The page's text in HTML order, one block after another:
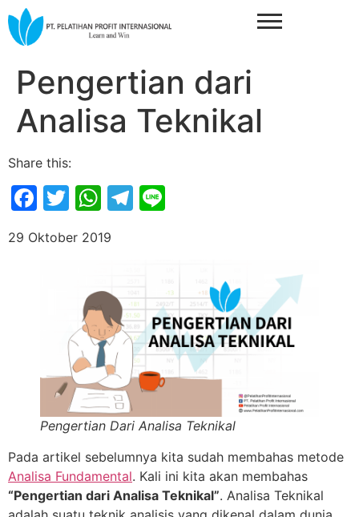
Pengertian dari
Analisa Teknikal
Share this:
Facebook
Twitter
WhatsApp
Telegram
29 Oktober 2019
Pengertian Dari Analisa Teknikal
Pada artikel sebelumnya kita sudah membahas metode
Analisa Fundamental. Kali ini kita akan membahas
“Pengertian dari Analisa Teknikal”. Analisa Teknikal